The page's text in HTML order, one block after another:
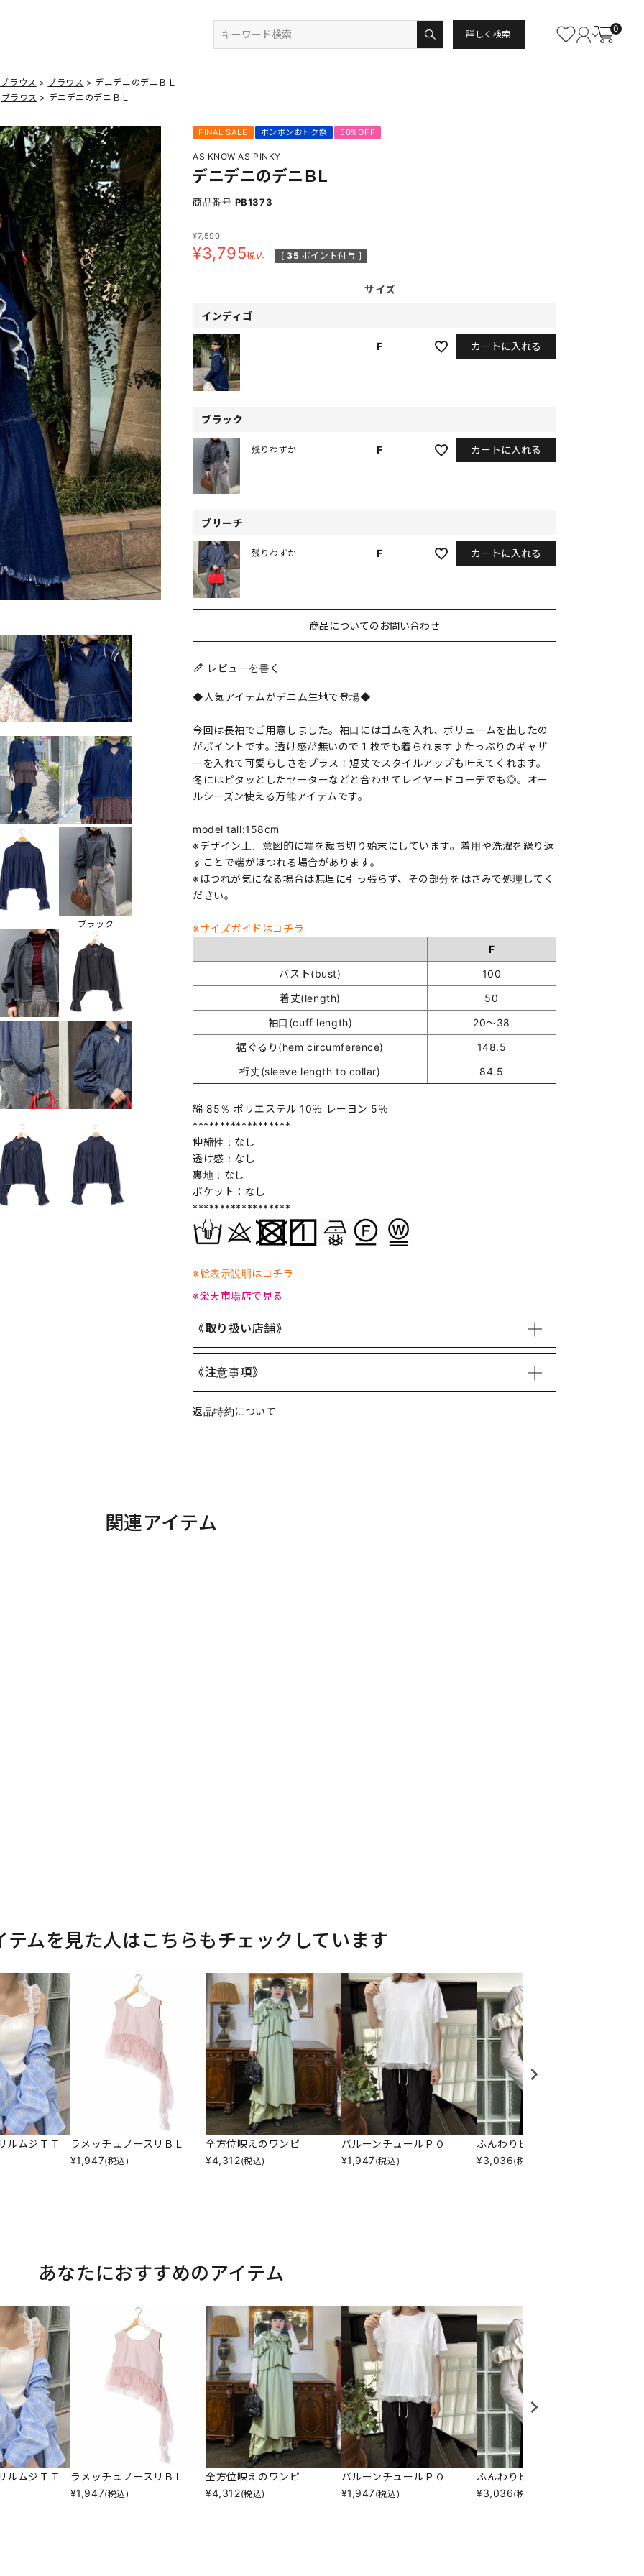
詳しく検索
0
ラウス ブラウス
デニデニのデニＢＬ
ブラウス
デニデニのデニＢＬ
ブラック
FINAL SALE ボンボンおトク祭 50%OFF
AS KNOW AS PINKY
デニデニのデニＢＬ
商品番号 PB1373
¥7,590
¥3,795税込 [ 35 ポイント付与 ]
サイズ
インディゴ
F カートに入れる
ブラック
F
残りわずか カートに入れる
ブリーチ
F
残りわずか カートに入れる
商品についてのお問い合わせ
レビューを書く
◆人気アイテムがデニム生地で登場◆
今回は長袖でご用意しました。袖口にはゴムを入れ、ボリュームを出したの
がポイントです。透け感が無いので１枚でも着られます♪たっぷりのギャザ
ーを入れて可愛らしさをプラス！短丈でスタイルアップも叶えてくれます。
冬にはピタッとしたセーターなどと合わせてレイヤードコーデでも◎。オー
ルシーズン使える万能アイテムです。
model tall:158cm
※デザイン上、意図的に端を裁ち切り始末にしています。着用や洗濯を繰り返
すことで端がほつれる場合があります。
※ほつれが気になる場合は無理に引っ張らず、その部分をはさみで処理してく
ださい。
※サイズガイドはコチラ
F
バスト(bust)
100
着丈(length)
50
袖口(cuff length)
20～38
裾ぐるり(hem circumference)
148.5
裄丈(sleeve length to collar)
84.5
綿 85％ ポリエステル 10％ レーヨン 5％
******************
伸縮性：なし
透け感：なし
裏地：なし
ポケット：なし
******************
※絵表示説明はコチラ
※楽天市場店で見る
《取り扱い店舗》
《注意事項》
返品特約について
関連アイテム
テムを見た人はこちらもチェックしています
ルムジＴＴ
ラメッチュノースリＢＬ
¥1,947(税込)
全方位映えのワンピ
¥4,312(税込)
バルーンチュールＰＯ
¥1,947(税込)
ふんわりビスチェ
¥3,036(税込)
あなたにおすすめのアイテム
ルムジＴＴ
ラメッチュノースリＢＬ
¥1,947(税込)
全方位映えのワンピ
¥4,312(税込)
バルーンチュールＰＯ
¥1,947(税込)
ふんわりビスチェ
¥3,036(税込)